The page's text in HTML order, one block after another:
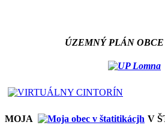
ÚZEMNÝ PLÁN
MOJA V